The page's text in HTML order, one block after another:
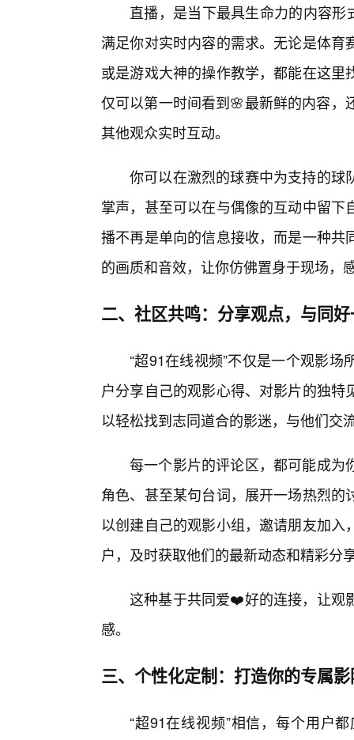
直播，是当下最具生命力的内容形
满足你对实时内容的需求。无论是体
或是游戏大神的操作教学，都能在这
仅可以第一时间看到🌸最新鲜的内容
其他观众实时互动。
你可以在激烈的球赛中为支持的球
掌声，甚至可以在与偶像的互动中留
播不再是单向的信息接收，而是一种
的画质和音效，让你仿佛置身于现场，
二、社区共鸣：分享观点，与同
“超91在线视频”不仅是一个观影
户分享自己的观影心得、对影片的独
以轻松找到志同道合的影迷，与他们交
每一个影片的评论区，都可能成为
角色、甚至某句台词，展开一场热烈
以创建自己的观影小组，邀请朋友加
户，及时获取他们的最新动态和精彩分
这种基于共同爱❤️好的连接，让观
感。
三、个性化定制：打造你的专属
“超91在线视频”相信，每个用户